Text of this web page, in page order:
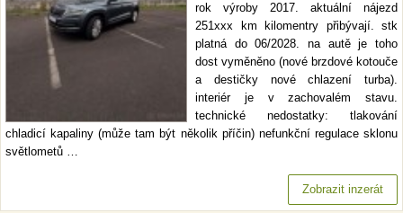
rok výroby 2017. aktuální nájezd
251xxx km kilomentry přibývají. stk
platná do 06/2028. na autě je toho
dost vyměněno (nové brzdové kotouče
a destičky nové chlazení turba).
interiér je v zachovalém stavu.
technické nedostatky: tlakování
chladicí kapaliny (může tam být několik příčin) nefunkční regulace sklonu
světlometů …
Zobrazit inzerát